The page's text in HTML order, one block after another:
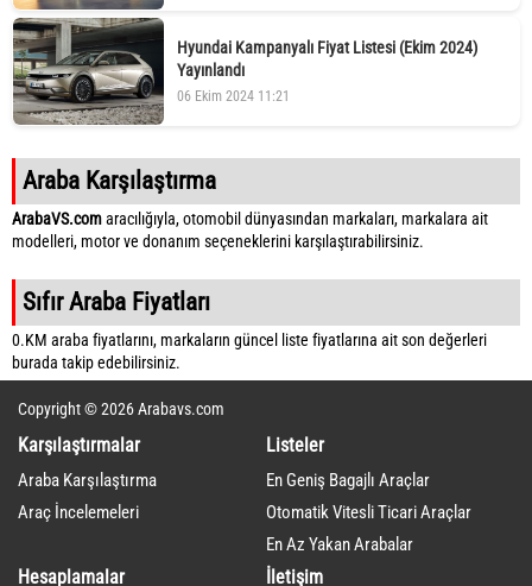
Hyundai Kampanyalı Fiyat Listesi (Ekim 2024)
Yayınlandı
06 Ekim 2024 11:21
Araba Karşılaştırma
ArabaVS.comaracılığıyla, otomobil dünyasından markaları, markalara ait
modelleri, motor ve donanım seçeneklerini karşılaştırabilirsiniz.
Sıfır Araba Fiyatları
0.KM araba fiyatlarını, markaların güncel liste fiyatlarına ait son değerleri
burada takip edebilirsiniz.
Copyright © 2026 Arabavs.com
Karşılaştırmalar
Araba Karşılaştırma
Araç İncelemeleri
Listeler
En Geniş Bagajlı Araçlar
Otomatik Vitesli Ticari Araçlar
En Az Yakan Arabalar
Hesaplamalar İletişim